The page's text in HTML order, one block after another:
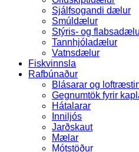
Sjálfsogandi dælur
Smúldælur
Stýris- og
Tannhjóladælur
Vatnsdælur
Fiskvinnsla
Rafbúnaður
Blásarar og
Gegnumtök fyrir
Hátalarar
Inniljós
Jarðskaut
Mælar
Mótstöður